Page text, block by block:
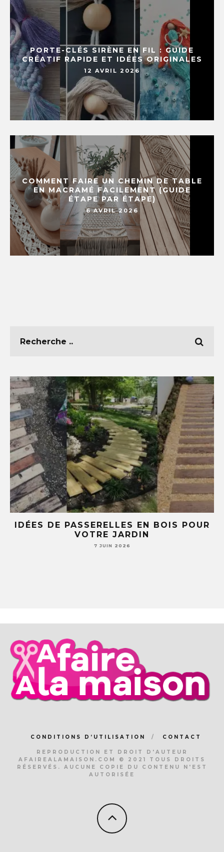
PORTE-CLÉS SIRÈNE EN FIL : GUIDE
CRÉATIF RAPIDE ET IDÉES ORIGINALES
12 AVRIL 2026
COMMENT FAIRE UN CHEMIN DE TABLE
EN MACRAMÉ FACILEMENT (GUIDE
ÉTAPE PAR ÉTAPE)
6 AVRIL 2026
5 IDÉES DIY AVEC DES TASSES ET
SOUCOUPES (TU NE REGARDERAS PLUS
JAMAIS TA VAISSELLE PAREIL )
CONDITIONS D’UTILISATION CONTACT
REPRODUCTION ET DROIT D'AUTEUR
AFAIREALAMAISON.COM © 2021 TOUS DROITS
RÉSERVÉS. AUCUNE COPIE DU CONTENU N'EST
AUTORISÉE